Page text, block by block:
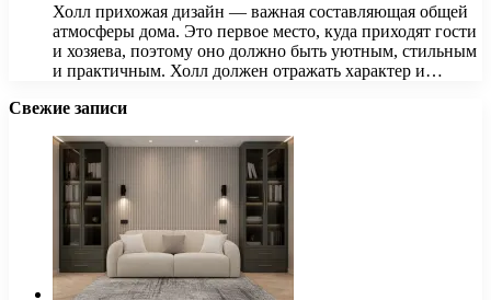
Холл прихожая дизайн — важная составляющая общей
атмосферы дома. Это первое место, куда приходят гости
и хозяева, поэтому оно должно быть уютным, стильным
и практичным. Холл должен отражать характер и…
Свежие записи